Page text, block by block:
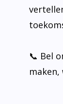
📞 Bel